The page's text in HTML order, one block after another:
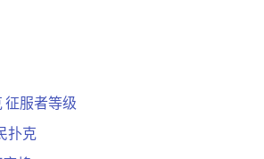
征服者等级
扑克